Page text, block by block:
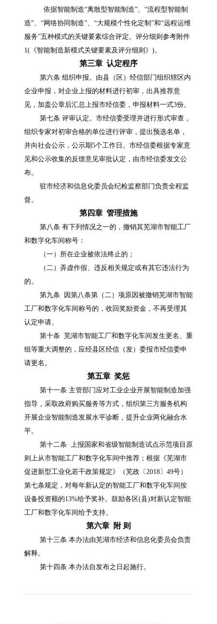
依据智能制造“离散型智能制造”、“流程型智能制
造”、“网络协同制造”、“大规模个性化定制”和“远程运维
服务”五种模式的关键要素综合评定。评分细则参考附件
1(《智能制造新模式关键要素及评分细则》)。
第三章 认定程序
第六条 组织申报。由县（区）经信部门组织辖区内
企业申报，对企业上报的材料进行初审，出具推荐意
见，加盖公章后汇总上报市经信委，申报材料一式3份。
第七条 评审认定。市经信委受理并进行形式审查，
组织专家对初审合格的单位进行评审，提出预选名单，
并向社会公示，公示期5个工作日。市经信委根据专家意
见和公示收集的反馈意见审批认定，由市经信委发文公
布。
驻市经济和信息化委员会纪检监察部门负责全程监
督。
第四章 管理措施
第八条 有下列情况之一的，撤销其芜湖市智能工厂
和数字化车间称号：
（一）所在企业被依法终止的；
（二）弄虚作假、违反相关规定或有其它违法行为
的。
第九条 因第八条第（二）项原因被撤销芜湖市智能
工厂和数字化车间称号的，收回奖励资金，不再受理其
认定申请。
第十条 芜湖市智能工厂和数字化车间发生更名、重
组等重大调整的，应经县区经信（发）委报市经信委申
请更名。
第五章 奖惩
第十一条 主管部门应对工业企业开展智能制造加强
指导，采取政府购买服务等方式，组织第三方服务机构
开展企业智能制造发展水平诊断，提升企业两化融合水
平。
第十二条 上报国家和省级智能制造试点示范项目原
则上从市智能工厂和数字化车间中推荐；根据《芜湖市
促进新型工业化若干政策规定》（芜政〔2018〕49号）
第七条规定，对每年新认定的智能工厂和数字化车间按
设备投资额的13%给予奖补。鼓励各区(县)对新认定智能
工厂和数字化车间给予支持。
第六章 附 则
第十三条 本办法由芜湖市经济和信息化委员会负责
解释。
第十四条 本办法自发布之日起施行。